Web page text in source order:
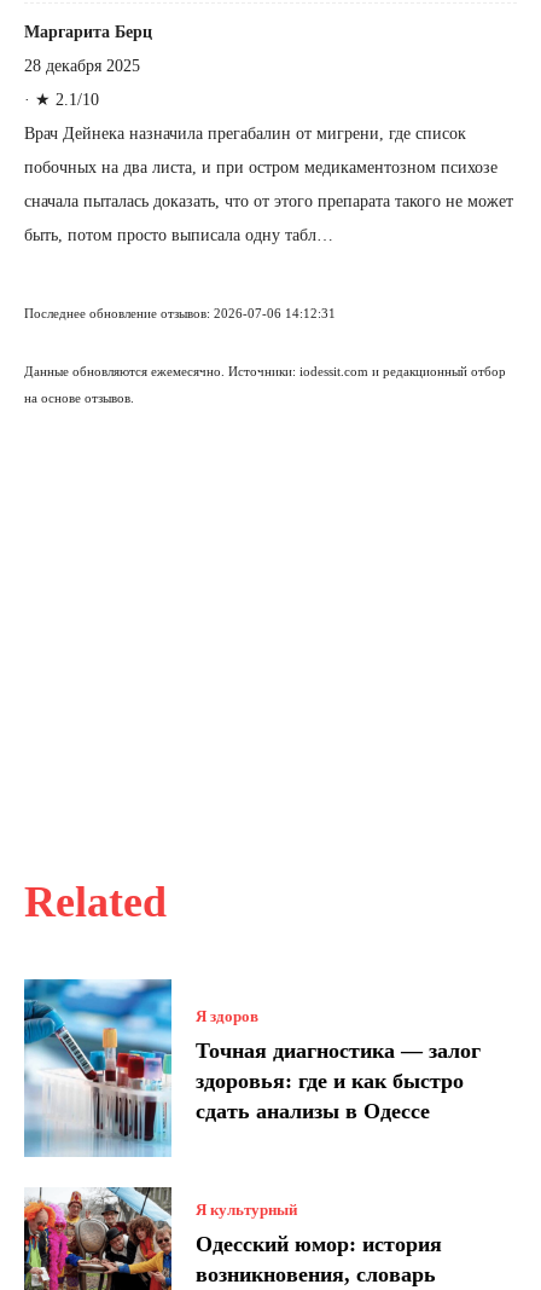
Related
Я здоров
Точная диагностика — залог
здоровья: где и как быстро
сдать анализы в Одессе
Я культурный
Одесский юмор: история
возникновения, словарь
Маргарита Берц
28 декабря 2025
· ★ 2.1/10
Врач Дейнека назначила прегабалин от мигрени, где список
побочных на два листа, и при остром медикаментозном психозе
сначала пыталась доказать, что от этого препарата такого не может
быть, потом просто выписала одну табл…
Последнее обновление отзывов: 2026-07-06 14:12:31
Данные обновляются ежемесячно. Источники: iodessit.com и редакционный отбор
на основе отзывов.